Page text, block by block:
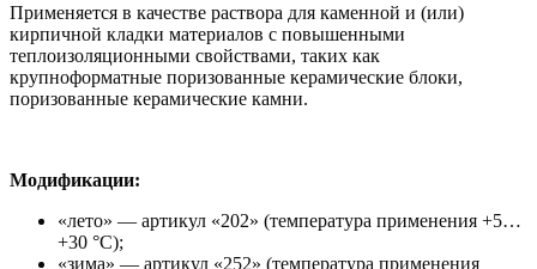
Применяется в качестве раствора для каменной и (или)
кирпичной кладки материалов с повышенными
теплоизоляционными свойствами, таких как
крупноформатные поризованные керамические блоки,
поризованные керамические камни.
Модификации:
«лето» — артикул «202» (температура применения +5…
+30 °С);
«зима» — артикул «252» (температура применения